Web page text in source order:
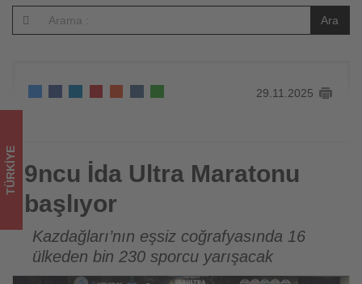
Tourexpi,
sizler
için
turizmde
olup
bitenleri
takip
ediyor!
Ara
29.11.2025
9ncu İda Ultra Maratonu başlıyor
TÜRKIYE 9ncu İda Ultra Maratonu
başlıyor
Kazdağları’nın eşsiz coğrafyasında 16
ülkeden bin 230 sporcu yarışacak